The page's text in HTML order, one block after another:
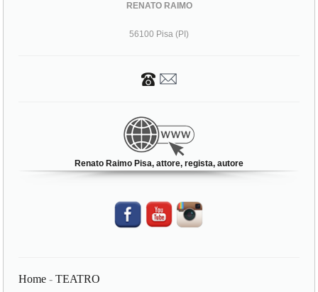
RENATO RAIMO
56100 Pisa (PI)
Renato Raimo Pisa, attore, regista, autore
Home -TEATRO